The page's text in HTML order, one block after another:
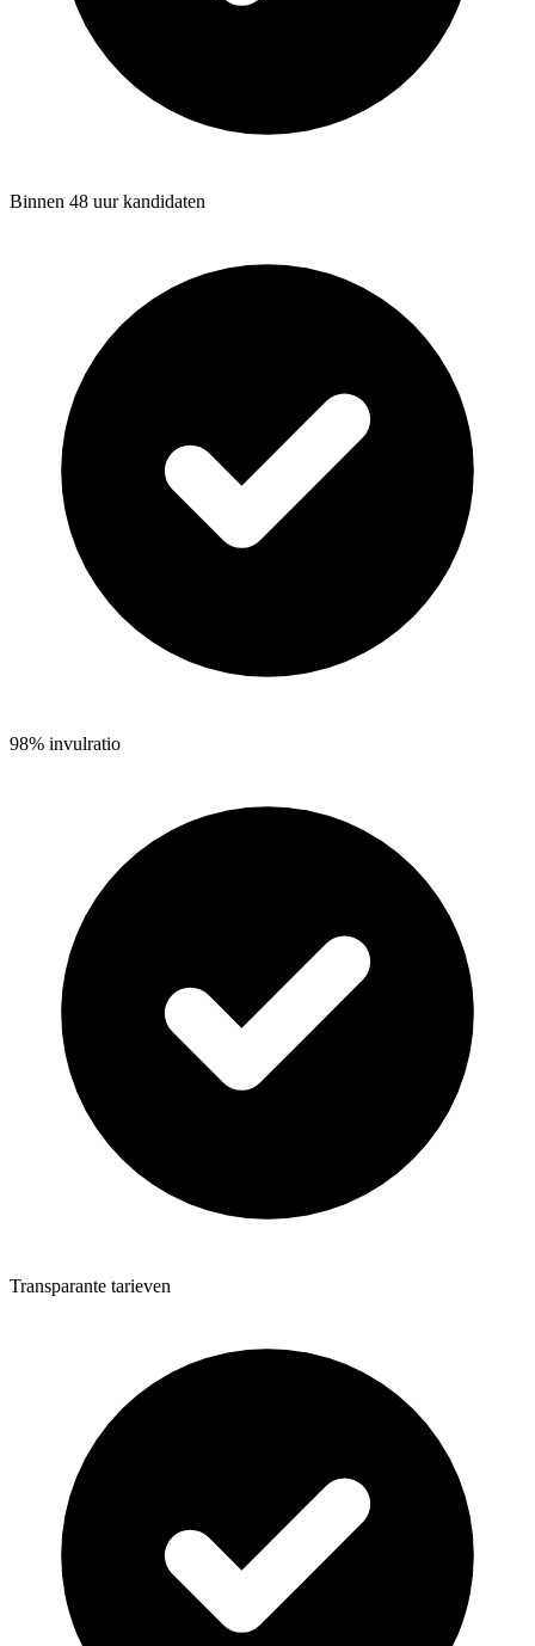
Binnen 48 uur kandidaten
98% invulratio
Transparante tarieven